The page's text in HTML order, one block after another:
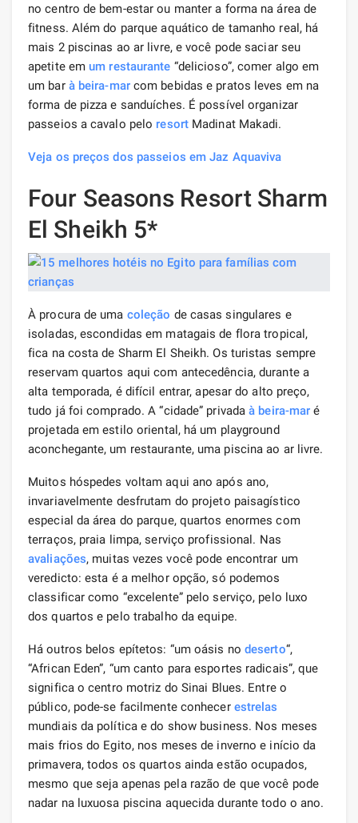
no centro de bem-estar ou manter a forma na área de
fitness. Além do parque aquático de tamanho real, há
mais 2 piscinas ao ar livre, e você pode saciar seu
apetite emum restaurante “delicioso”, comer algo em
um bar à beira-marcom bebidas e pratos leves em na
forma de pizza e sanduíches. É possível organizar
passeios a cavalo pelo resortMadinat Makadi.
Veja os preços dos passeios em Jaz Aquaviva
Four Seasons Resort Sharm
El Sheikh 5*
À procura de uma coleção de casas singulares e
isoladas, escondidas em matagais de flora tropical,
fica na costa de Sharm El Sheikh. Os turistas sempre
reservam quartos aqui com antecedência, durante a
alta temporada, é difícil entrar, apesar do alto preço,
tudo já foi comprado. A “cidade” privadaà beira-mar é
projetada em estilo oriental, há um playground
aconchegante, um restaurante, uma piscina ao ar livre.
Muitos hóspedes voltam aqui ano após ano,
invariavelmente desfrutam do projeto paisagístico
especial da área do parque, quartos enormes com
terraços, praia limpa, serviço profissional. Nas
avaliações, muitas vezes você pode encontrar um
veredicto: esta é a melhor opção, só podemos
classificar como “excelente” pelo serviço, pelo luxo
dos quartos e pelo trabalho da equipe.
Há outros belos epítetos: “um oásis no deserto“,
“African Eden”, “um canto para esportes radicais”, que
significa o centro motriz do Sinai Blues. Entre o
público, pode-se facilmente conhecer estrelas
mundiais da política e do show business. Nos meses
mais frios do Egito, nos meses de inverno e início da
primavera, todos os quartos ainda estão ocupados,
mesmo que seja apenas pela razão de que você pode
nadar na luxuosa piscina aquecida durante todo o ano.